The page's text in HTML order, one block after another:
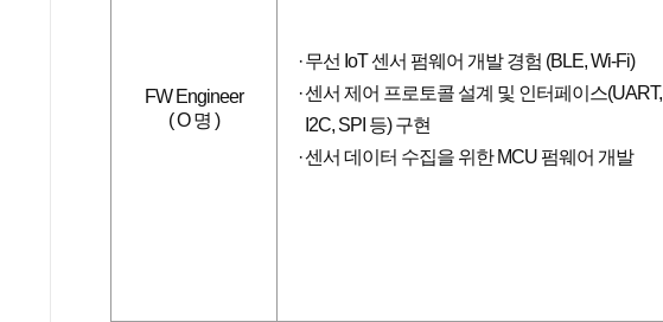
FW Engineer
( O 명 )
무선 IoT 센서 펌웨어 개발 경험 (BLE, Wi-Fi)
센서 제어 프로토콜 설계 및 인터페이스(UART,
I2C, SPI 등) 구현
센서 데이터 수집을 위한 MCU 펌웨어 개발